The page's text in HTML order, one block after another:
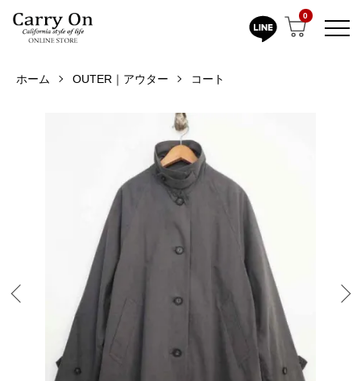
0
ホーム OUTER｜アウター コート